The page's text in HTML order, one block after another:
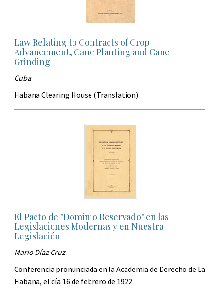
Law Relating to Contracts of Crop
Advancement, Cane Planting and Cane
Grinding
Cuba
Habana Clearing House (Translation)
El Pacto de "Dominio Reservado" en las
Legislaciones Modernas y en Nuestra
Legislación
Mario Díaz Cruz
Conferencia pronunciada en la Academia de Derecho de La
Habana, el día 16 de febrero de 1922